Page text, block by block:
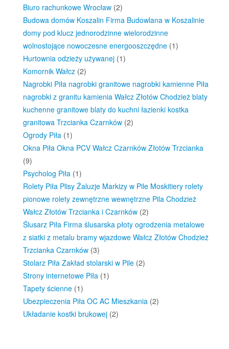
Biuro rachunkowe Wrocław (2)
Budowa domów Koszalin Firma Budowlana w Koszalinie
domy pod klucz jednorodzinne wielorodzinne
wolnostojące nowoczesne energooszczędne (1)
Hurtownia odzieży używanej (1)
Komornik Wałcz (2)
Nagrobki Piła nagrobki granitowe nagrobki kamienne Piła
nagrobki z granitu kamienia Wałcz Złotów Chodzież blaty
kuchenne granitowe blaty do kuchni łazienki kostka
granitowa Trzcianka Czarnków (2)
Ogrody Piła (1)
Okna Piła Okna PCV Wałcz Czarnków Złotów Trzcianka
(9)
Psycholog Piła (1)
Rolety Piła Plisy Żaluzje Markizy w Pile Moskitiery rolety
pionowe rolety zewnętrzne wewnętrzne Pila Chodzież
Wałcz Złotów Trzcianka i Czarnków (2)
Ślusarz Piła Firma ślusarska płoty ogrodzenia metalowe
z siatki z metalu bramy wjazdowe Wałcz Złotów Chodzież
Trzcianka Czarnków (3)
Stolarz Piła Zakład stolarski w Pile (2)
Strony internetowe Piła (1)
Tapety ścienne (1)
Ubezpieczenia Piła OC AC Mieszkania (2)
Układanie kostki brukowej (2)